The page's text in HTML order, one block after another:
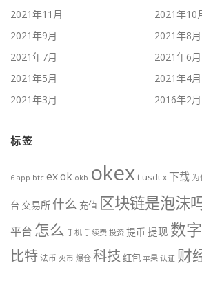
2021年11月
2021年10
2021年9月
2021年8月
2021年7月
2021年6月
2021年5月
2021年4月
2021年3月
2016年2月
标签
6 app btc exok okb okext usdtx下载 为
台 交易所 什么 充值 区块链是泡沫
平台 怎么 手机 手续费 投资 提币 提现 数
比特法币 火币 爆仓 科技 红包 苹果 认证 财